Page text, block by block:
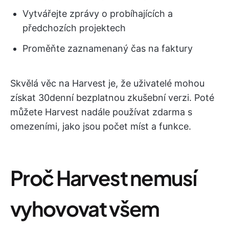
Vytvářejte zprávy o probíhajících a
předchozích projektech
Proměňte zaznamenaný čas na faktury
Skvělá věc na Harvest je, že uživatelé mohou
získat 30denní bezplatnou zkušební verzi. Poté
můžete Harvest nadále používat zdarma s
omezeními, jako jsou počet míst a funkce.
Proč Harvest nemusí
vyhovovat všem